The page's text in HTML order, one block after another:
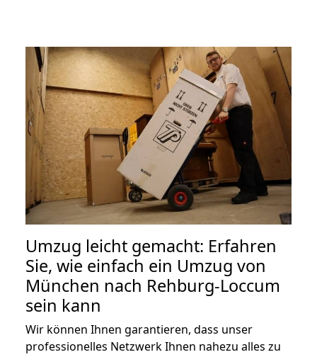
Umzug leicht gemacht: Erfahren
Sie, wie einfach ein Umzug von
München nach Rehburg-Loccum
sein kann
Wir können Ihnen garantieren, dass unser
professionelles Netzwerk Ihnen nahezu alles zu